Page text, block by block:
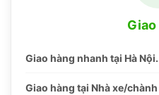
Giao hàng nhanh tại Hà Nội.
Giao hàng tại Nhà xe/chành